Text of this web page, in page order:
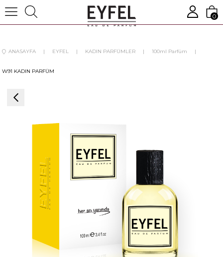
0
ANASAYFA EYFEL KADIN PARFÜMLER 100ml Parfüm
W91 KADIN PARFÜM